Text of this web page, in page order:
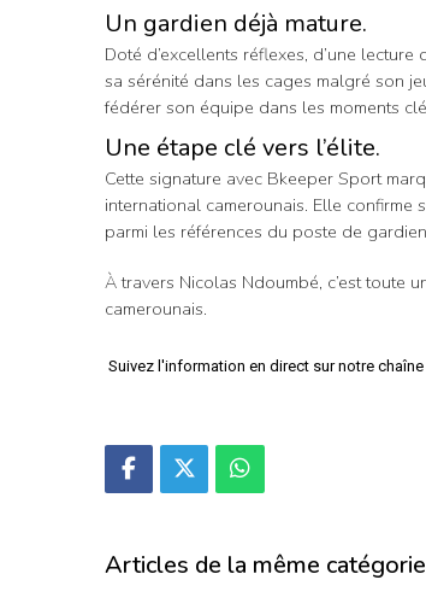
Un gardien déjà mature.
Doté d’excellents réflexes, d’une
sa sérénité dans les cages malgré son
fédérer son équipe dans les moments
Une étape clé vers l’élite.
Cette signature avec Bkeeper Sport
international camerounais. Elle confirme
parmi les références du poste de
À travers Nicolas Ndoumbé, c’est toute
camerounais.
Suivez l'information en direct sur notre chaîne
Articles de la même catégorie